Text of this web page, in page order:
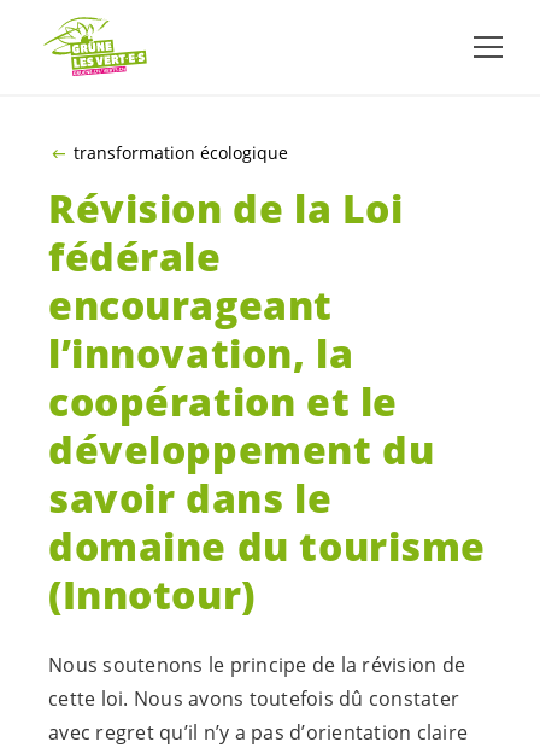
ALLER AU CONTENU PRINCIPAL
transformation écologique
Révision de la Loi
fédérale
encourageant
l’innovation, la
coopération et le
développement du
savoir dans le
domaine du tourisme
(Innotour)
Nous soutenons le principe de la révision de
cette loi. Nous avons toutefois dû constater
avec regret qu’il n’y a pas d’orientation claire